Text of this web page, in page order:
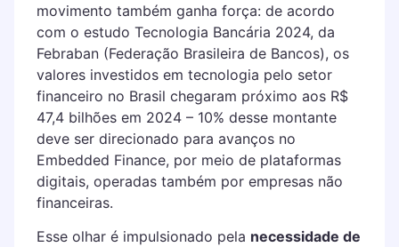
movimento também ganha força: de acordo
com o estudo Tecnologia Bancária 2024, da
Febraban (Federação Brasileira de Bancos), os
valores investidos em tecnologia pelo setor
financeiro no Brasil chegaram próximo aos R$
47,4 bilhões em 2024 – 10% desse montante
deve ser direcionado para avanços no
Embedded Finance, por meio de plataformas
digitais, operadas também por empresas não
financeiras.
Esse olhar é impulsionado pela necessidade de